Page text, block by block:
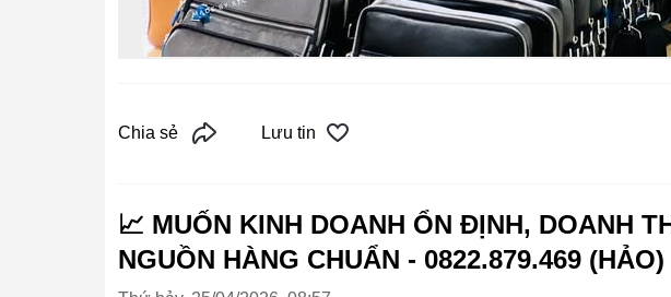
Chia sẻ Lưu tin
📈 MUỐN KINH DOANH ỔN ĐỊNH, DOANH
NGUỒN HÀNG CHUẨN - 0822.879.469 (HẢO)